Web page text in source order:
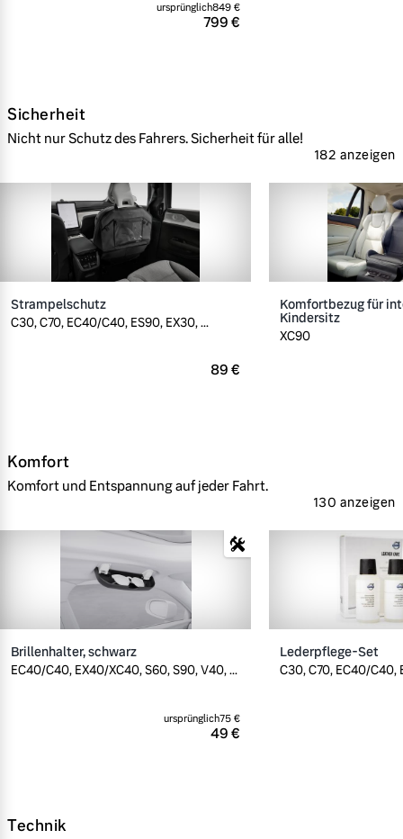
799 €
ursprünglich849 €
Sicherheit
Nicht nur Schutz des Fahrers. Sicherheit für alle!
182 anzeigen
Strampelschutz
C30, C70, EC40/C40, ES90, EX30, ...
89 €
Komfortbezug für
Kindersitz
XC90
Komfort
Komfort und Entspannung auf jeder Fahrt.
130 anzeigen
Brillenhalter, schwarz
EC40/C40, EX40/XC40, S60, S90, V40, ...
49 €
ursprünglich75 €
Lederpflege-Set
C30, C70, EC40/C40,
Technik